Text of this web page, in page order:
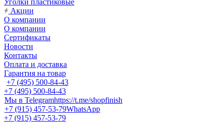
Уголки пластиковые
Акции
О компании
О компании
Сертификаты
Новости
Контакты
Оплата и доставка
Гарантия на товар
+7 (495) 500-84-43
+7 (495) 500-84-43
Мы в Telegramhttps://t.me/shopfinish
+7 (915) 457-53-79WhatsApp
+7 (915) 457-53-79